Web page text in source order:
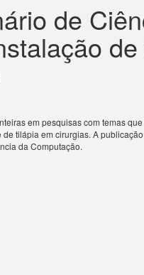
de
em pesquisas com temas
tilápia em cirurgias. A
da Computação.